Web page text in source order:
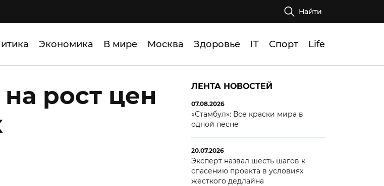
Найти
Экономика В мире Москва Здоровье IT Спорт Life
рост цен
ЛЕНТА НОВОСТЕЙ
07.08.2026
«Стамбул»: Все краски мира в
одной песне
20.07.2026
Эксперт назвал шесть шагов к
спасению проекта в условиях
жесткого дедлайна